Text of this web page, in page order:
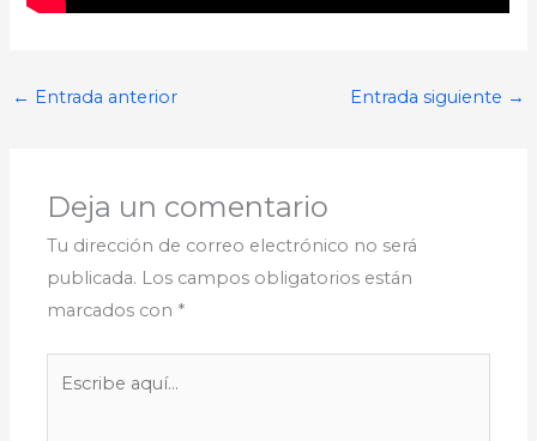
← Entrada anterior Entrada siguiente →
Deja un comentario
Tu dirección de correo electrónico no será
publicada. Los campos obligatorios están
marcados con *